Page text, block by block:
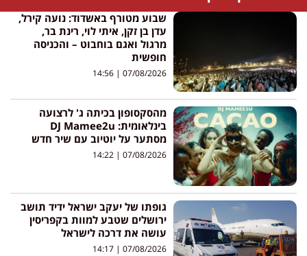
שבוע מטורף באשדוד: נועה קירל,
עדן בן זקן, איתי לוי, רינת בר,
מרגול ואגם בוחבוט – והכניסה
חופשית
07/08/2026
מהסקסופון בכיתה ג' לרצועה
בינלאומית: DJ Mamee2u
מסתער על יוטיוב עם שיר חדש
07/08/2026
גופתו של יעקב ישראל ידיד תושב
ירושלים שטבע למוות בקפריסין
עושה את דרכה לישראל
07/08/2026